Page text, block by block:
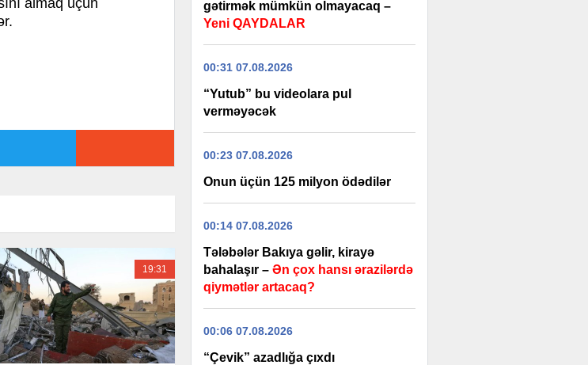
almaq üçün
19:31
gətirmək mümkün olmayacaq –
Yeni QAYDALAR
00:31 07.08.2026
“Yutub” bu videolara pul
verməyəcək
00:23 07.08.2026
Onun üçün 125 milyon ödədilər
00:14 07.08.2026
Tələbələr Bakıya gəlir, kirayə
bahalaşır – Ən çox hansı ərazilərdə
qiymətlər artacaq?
00:06 07.08.2026
“Çevik” azadlığa çıxdı